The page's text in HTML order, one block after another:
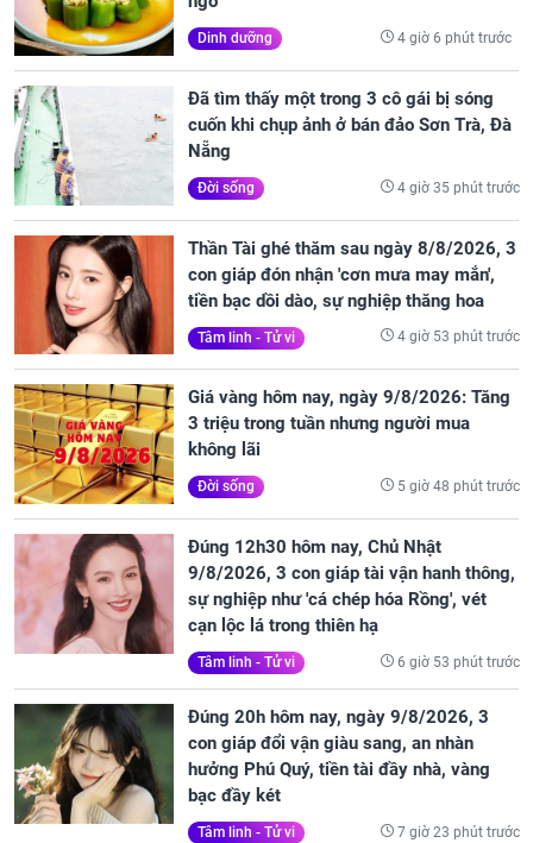
Dinh dưỡng 4 giờ 6 phút trước
Đã tìm thấy một trong 3 cô gái bị sóng
cuốn khi chụp ảnh ở bán đảo Sơn Trà, Đà
Nẵng
Đời sống 4 giờ 35 phút trước
Thần Tài ghé thăm sau ngày 8/8/2026, 3
con giáp đón nhận 'cơn mưa may mắn',
tiền bạc dồi dào, sự nghiệp thăng hoa
Tâm linh - Tử vi 4 giờ 53 phút trước
Giá vàng hôm nay, ngày 9/8/2026: Tăng
3 triệu trong tuần nhưng người mua
không lãi
Đời sống 5 giờ 48 phút trước
Đúng 12h30 hôm nay, Chủ Nhật
9/8/2026, 3 con giáp tài vận hanh thông,
sự nghiệp như 'cá chép hóa Rồng', vét
cạn lộc lá trong thiên hạ
Tâm linh - Tử vi 6 giờ 53 phút trước
Đúng 20h hôm nay, ngày 9/8/2026, 3
con giáp đổi vận giàu sang, an nhàn
hưởng Phú Quý, tiền tài đầy nhà, vàng
bạc đầy két
Tâm linh - Tử vi 7 giờ 23 phút trước